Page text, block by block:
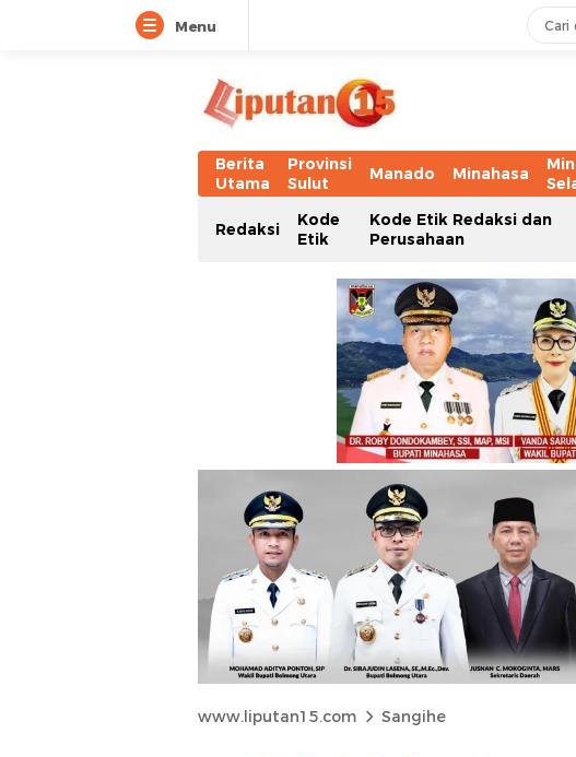
Menu
Berita
Utama
Provinsi
Sulut
Manado Minahasa
Redaksi
Kode
Etik
Kode Etik Redaksi dan
Perusahaan
www.liputan15.com Sangihe